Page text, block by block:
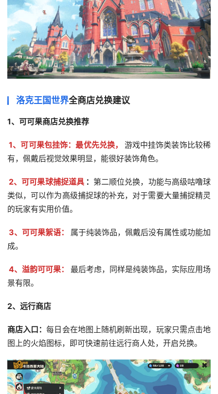
洛克王国世界全商店兑换建议
1、可可果商店兑换推荐
1、可可果包挂饰：最优先兑换，
游戏中挂饰类装饰比较稀
有，佩戴后视觉效果明显，能很好装饰角色。
2、可可果球捕捉道具 ： 第二顺位兑换，功能与高级咕噜球
类似，可以作为高级捕捉球的补充，对于需要大量捕捉精灵
的玩家有实用价值。
3、可可果絮语：
属于纯装饰品，佩戴后没有属性或功能加
成。
4、溢韵可可果：
最后考虑，同样是纯装饰品，实际应用场
景有限。
2、远行商店
商店入口：每日会在地图上随机刷新出现，玩家只需点击地
图上的火焰图标，即可快速前往远行商人处，开启兑换。